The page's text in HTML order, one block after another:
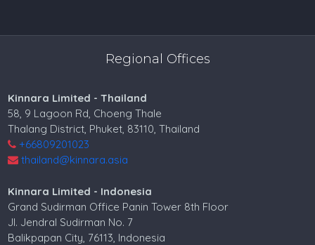
Regional Offices
Kinnara Limited - Thailand
58, 9 Lagoon Rd, Choeng Thale
Thalang District, Phuket, 83110, Thailand
+66809201023
thailand@kinnara.asia
Kinnara Limited - Indonesia
Grand Sudirman Office Panin Tower 8th Floor
Jl. Jendral Sudirman No. 7
Balikpapan City, 76113, Indonesia